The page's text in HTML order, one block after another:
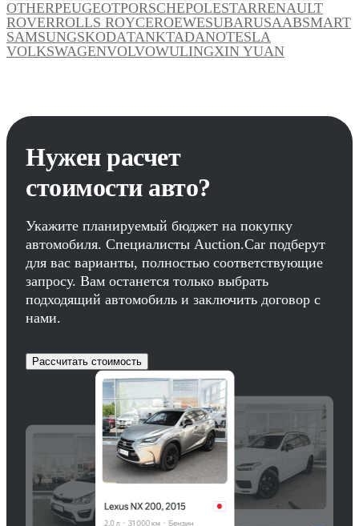
OTHERPEUGEOTPORSCHEPOLESTARRENAULT
ROVERROLLS ROYCEROEWESUBARUSAABSMART
SAMSUNGSKODATANKTADANOTESLA
VOLKSWAGENVOLVOWULINGXIN YUAN
Нужен расчет
стоимости авто?
Укажите планируемый бюджет на покупку
автомобиля. Специалисты Auction.Car подберут
для вас варианты, полностью соответствующие
запросу. Вам останется только выбрать
подходящий автомобиль и заключить договор с
нами.
Рассчитать стоимость